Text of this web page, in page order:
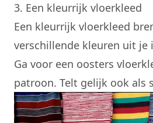
3. Een kleurrijk vloerkleed
Een kleurrijk vloerkleed
verschillende kleuren uit je
Ga voor een oosters
patroon. Telt gelijk ook als